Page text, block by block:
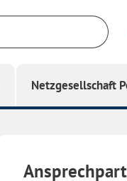
Netzgesellschaft